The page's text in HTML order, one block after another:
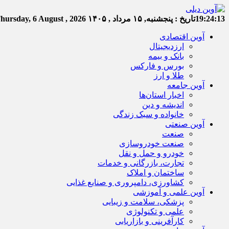
19:24:14تاریخ : پنجشنبه, ۱۵ مرداد , ۱۴۰۵ 6 August , 2026
آوین اقتصادی
ارزدیجیتال
بانک و بیمه
بورس و فارکس
طلا و ارز
آوین جامعه
اخبار استان‌ها
اندیشه و دین
خانواده و سبک زندگی
آوین صنعتی
صنعت
صنعت خودروسازی
خودرو و حمل و نقل
تجارت، بازرگانی و خدمات
ساختمان و املاک
کشاورزی، دامپروری و صنایع غذایی
آوین علمی و آموزشی
پزشکی، سلامت و زیبایی
علمی و تکنولوژی
کارآفرینی و بازاریابی